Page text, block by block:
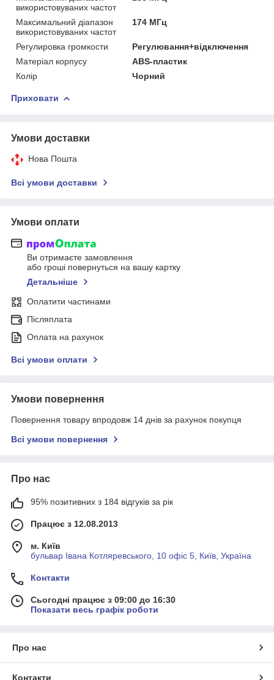
використовуваних частот
Максимальний діапазон
використовуваних частот
174 МГц
Регулировка громкости
Регулювання+відключення
Матеріал корпусу
ABS-пластик
Колір
Чорний
Приховати
Умови доставки
Нова Пошта
Всі умови доставки
Умови оплати
Ви отримаєте замовлення
або гроші повернуться на вашу картку
Детальніше
Оплатити частинами
Післяплата
Оплата на рахунок
Всі умови оплати
Умови повернення
Повернення товару впродовж 14 днів за рахунок покупця
Всі умови повернення
Про нас
95% позитивних з 184 відгуків за рік
Працює з 12.08.2013
м. Київ
бульвар Івана Котляревського, 10 офіс 5, Київ, Україна
Контакти
Сьогодні працює з 09:00 до 16:30
Показати весь графік роботи
Про нас
Контакти